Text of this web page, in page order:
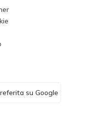
su Google